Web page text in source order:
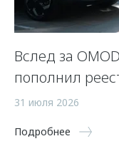
Вслед за
пополнил
31 июля 2026
Подробнее